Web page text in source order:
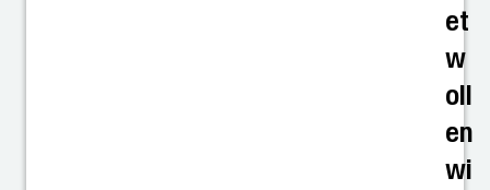
et
w
oll
en
wi